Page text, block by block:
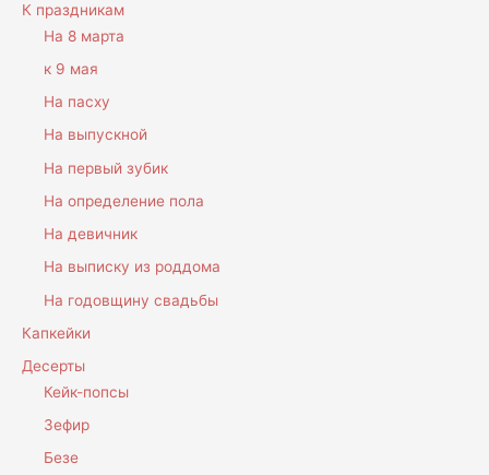
К праздникам
На 8 марта
к 9 мая
На пасху
На выпускной
На первый зубик
На определение пола
На девичник
На выписку из роддома
На годовщину свадьбы
Капкейки
Десерты
Кейк-попсы
Зефир
Безе